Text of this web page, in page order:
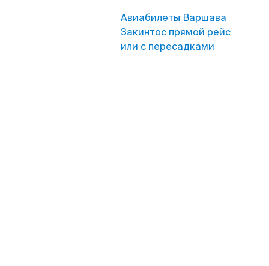
Авиабилеты Варшава
Закинтос прямой рейс
или с пересадками